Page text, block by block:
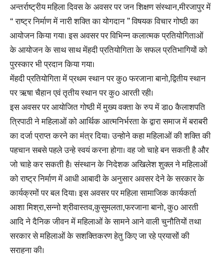
अन्तर्राष्ट्रीय महिला दिवस के अवसर पर जन शिक्षण संस्थान,मीरजापुर में
“ राष्ट्र निर्माण में नारी शक्ति का योगदान ” विषयक विचार गोष्ठी का
आयोजन किया गया। इस अवसर पर विभिन्न कलात्मक प्रतियोगिताओं
के आयोजन के साथ साथ मेंहदी प्रतियोगिता के सफल प्रतिभागियों को
पुरस्कार भी प्रदान किया गया।
मेंहदी प्रतियोगिता में प्रथम स्थान पर कु0 फरजाना बानो,द्वितीय स्थान
पर ऋषा चैहान एवं तृतीय स्थान पर कु0 आरती रही।
इस अवसर पर आयोजित गोष्ठी में मुख्य वक्ता के रुप में डा0 कैलाशपति
त्रिपाठी ने महिलाओं को आर्थिक आत्मनिर्भरता के द्वारा समाज में बराबरी
का दर्जा प्राप्त करने का मंत्र दिया। उन्होने कहा महिलाओं की शक्ति की
पहचान सबसे पहले उन्हे स्वयं करना होगा। वह जो चाहे बन सकती है और
जो चाहे कर सकती है। संस्थान के निदेशक अखिलेश शुक्ल ने महिलाओं
को राष्ट्र निर्माण में आधी आबादी के अनुसार अवसर देने के सरकार के
कार्यक्रमों पर बल दिया। इस अवसर पर महिला सामाजिक कार्यकर्ता
आशा मिश्रा,सन्नो श्रीवास्तव,कुसुमलता,फरजाना बानो, कु0 आरती
आदि ने दैनिक जीवन में महिलाओं के सामने आने वाली चुनौतियों तथा
सरकार से महिलाओं के सशक्तिकरण हेतु किए जा रहे प्रयासों की
सराहना की।